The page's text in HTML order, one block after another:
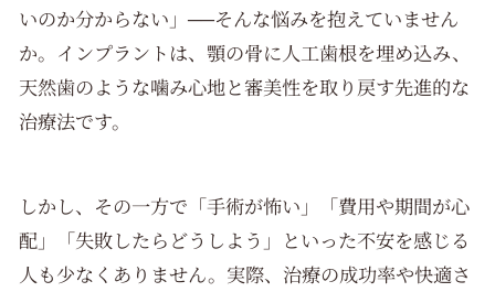
いのか分からない」──そんな悩みを抱えていません
か。インプラントは、顎の骨に人工歯根を埋め込み、
天然歯のような噛み心地と審美性を取り戻す先進的な
治療法です。
しかし、その一方で「手術が怖い」「費用や期間が心
配」「失敗したらどうしよう」といった不安を感じる
人も少なくありません。実際、治療の成功率や快適さ